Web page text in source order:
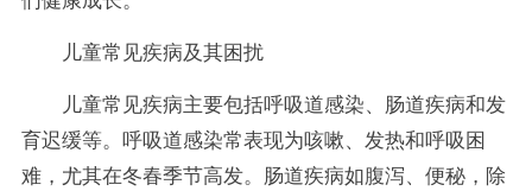
儿童常见疾病及其困扰
儿童常见疾病主要包括呼吸道感染、肠道疾病和发
育迟缓等。呼吸道感染常表现为咳嗽、发热和呼吸困
难，尤其在冬春季节高发。肠道疾病如腹泻、便秘，除